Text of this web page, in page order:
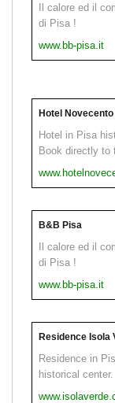
Il calore ed il
di Pisa !
www.bb-pisa.it
Hotel
Hotel in Pisa
Book directly to
B&B Pisa
Il calore ed il
di Pisa !
www.bb-pisa.it
Residence Isola
Residence in
historical center.